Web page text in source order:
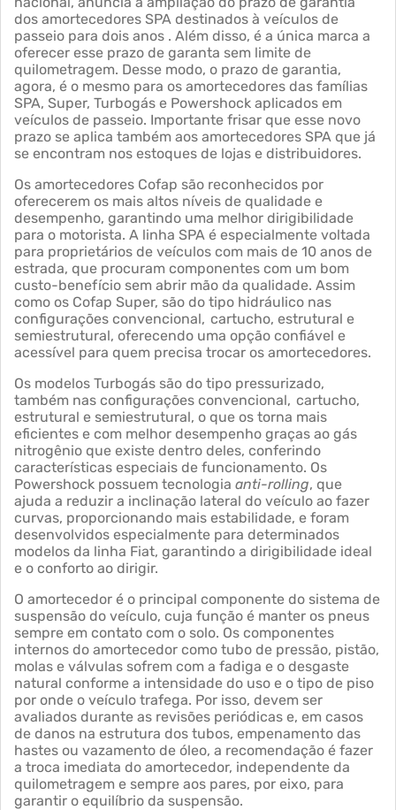
dos amortecedores SPA destinados à veículos de
passeio para dois anos . Além disso, é a única marca a
oferecer esse prazo de garanta sem limite de
quilometragem. Desse modo, o prazo de garantia,
agora, é o mesmo para os amortecedores das famílias
SPA, Super, Turbogás e Powershock aplicados em
veículos de passeio. Importante frisar que esse novo
prazo se aplica também aos amortecedores SPA que já
se encontram nos estoques de lojas e distribuidores.
Os amortecedores Cofap são reconhecidos por
oferecerem os mais altos níveis de qualidade e
desempenho, garantindo uma melhor dirigibilidade
para o motorista. A linha SPA é especialmente voltada
para proprietários de veículos com mais de 10 anos de
estrada, que procuram componentes com um bom
custo-benefício sem abrir mão da qualidade. Assim
como os Cofap Super, são do tipo hidráulico nas
configurações convencional, cartucho, estrutural e
semiestrutural, oferecendo uma opção confiável e
acessível para quem precisa trocar os amortecedores.
Os modelos Turbogás são do tipo pressurizado,
também nas configurações convencional, cartucho,
estrutural e semiestrutural, o que os torna mais
eficientes e com melhor desempenho graças ao gás
nitrogênio que existe dentro deles, conferindo
características especiais de funcionamento. Os
Powershock possuem tecnologia anti-rolling, que
ajuda a reduzir a inclinação lateral do veículo ao fazer
curvas, proporcionando mais estabilidade, e foram
desenvolvidos especialmente para determinados
modelos da linha Fiat, garantindo a dirigibilidade ideal
e o conforto ao dirigir.
O amortecedor é o principal componente do sistema de
suspensão do veículo, cuja função é manter os pneus
sempre em contato com o solo. Os componentes
internos do amortecedor como tubo de pressão, pistão,
molas e válvulas sofrem com a fadiga e o desgaste
natural conforme a intensidade do uso e o tipo de piso
por onde o veículo trafega. Por isso, devem ser
avaliados durante as revisões periódicas e, em casos
de danos na estrutura dos tubos, empenamento das
hastes ou vazamento de óleo, a recomendação é fazer
a troca imediata do amortecedor, independente da
quilometragem e sempre aos pares, por eixo, para
garantir o equilíbrio da suspensão.